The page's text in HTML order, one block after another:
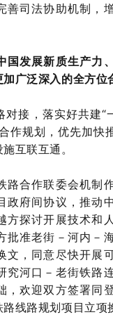
善司法协助机制，
国发展新质生产力
广泛深入的全方位
对接，落实好共建“
作规划，优先加快
互联互通。
路合作联委会机制
政府间协议，推动
方探讨开展技术和
批准老街－河内－
文，同意尽快开展
究河口－老街铁路
，欢迎双方签署同
线路规划项目立项